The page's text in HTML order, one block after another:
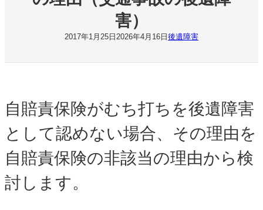
害）
2017年1月25日 2026年4月16日 後遺障害
自賠責保険がむち打ちを後遺障害
として認めない場合、その理由を
自賠責保険の非該当の理由から検
討します。